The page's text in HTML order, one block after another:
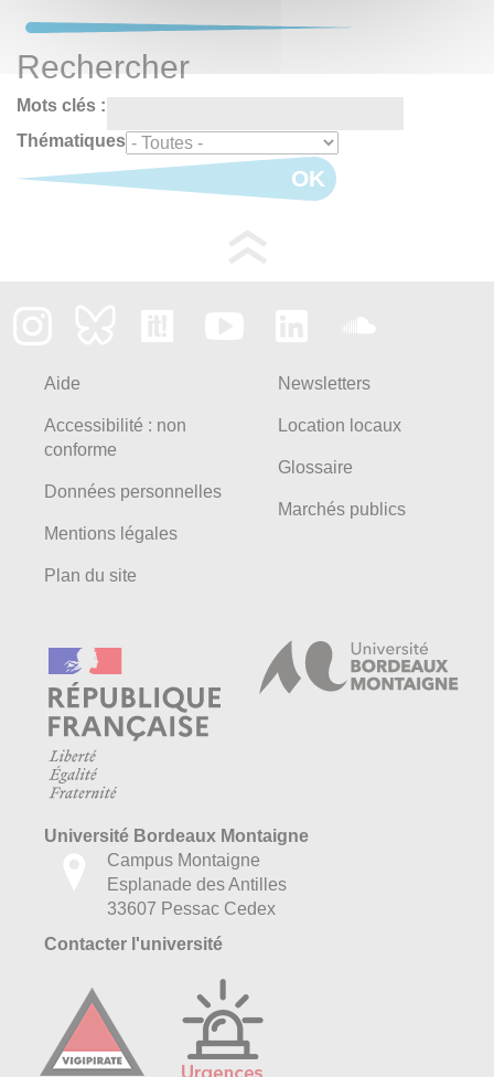
Rechercher
Mots clés :
Thématiques
OK
Aide
Accessibilité : non
conforme
Données personnelles
Mentions légales
Plan du site
Newsletters
Location locaux
Glossaire
Marchés publics
Université Bordeaux Montaigne
Campus Montaigne
Esplanade des Antilles
33607 Pessac Cedex
Contacter l'université